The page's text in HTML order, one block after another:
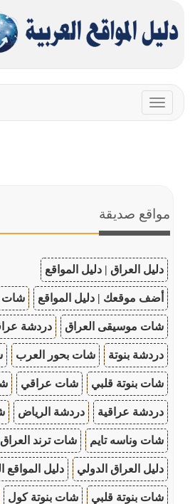
Toggle
navigation
مواقع صديقة
دليل العراق | دليل المواقع
أضف موقعك | دليل المواقع شات
شات موسيقى العراق دردشة
دردشة بنوتة شات بحور العرب
شات بنوتة قلبي شات عراقي
دردشة عراقية دردشة الرياض
شات وناسه تايم شات ترند العراق
دليل العراق الدولي دليل المواقع
شات بنوتة قلبي شات بنوتة كول